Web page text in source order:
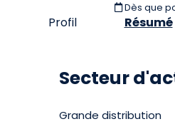
Dès que
Profil Résumé
Secteur
Grande distribution